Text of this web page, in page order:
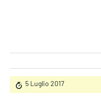
5 Luglio 2017